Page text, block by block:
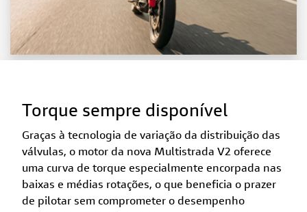
Torque sempre disponível
Graças à tecnologia de variação da distribuição das
válvulas, o motor da nova Multistrada V2 oferece
uma curva de torque especialmente encorpada nas
baixas e médias rotações, o que beneficia o prazer
de pilotar sem comprometer o desempenho